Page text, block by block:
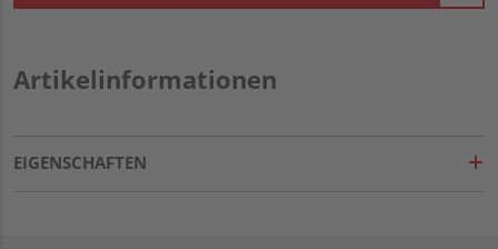
Artikelinformationen
EIGENSCHAFTEN